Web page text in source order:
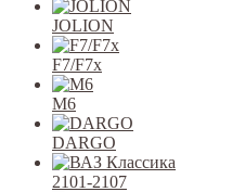
JOLION
F7/F7x
M6
DARGO
2101-2107